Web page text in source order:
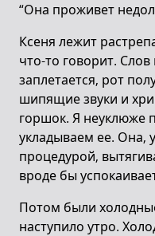
“Она проживет
Ксеня лежит
что-то говорит.
заплетается, рот
шипящие звуки и
горшок. Я неуклюже
укладываем ее. Она,
процедурой,
вроде бы
Потом были
наступило утро.